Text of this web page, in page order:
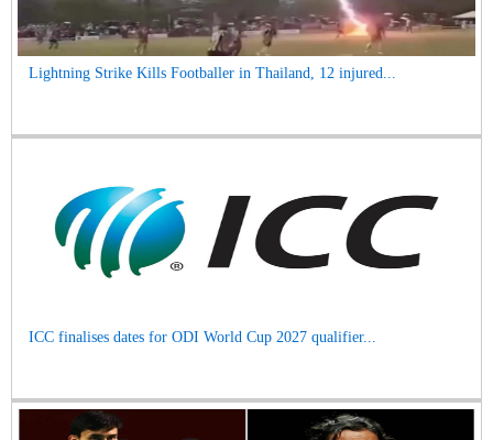
Lightning Strike Kills Footballer in Thailand, 12 injured...
ICC finalises dates for ODI World Cup 2027 qualifier...